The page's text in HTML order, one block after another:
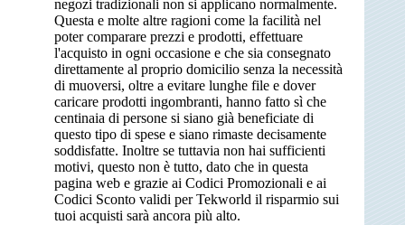
negozi tradizionali non si applicano normalmente.
Questa e molte altre ragioni come la facilità nel
poter comparare prezzi e prodotti, effettuare
l'acquisto in ogni occasione e che sia consegnato
direttamente al proprio domicilio senza la necessità
di muoversi, oltre a evitare lunghe file e dover
caricare prodotti ingombranti, hanno fatto sì che
centinaia di persone si siano già beneficiate di
questo tipo di spese e siano rimaste decisamente
soddisfatte. Inoltre se tuttavia non hai sufficienti
motivi, questo non è tutto, dato che in questa
pagina web e grazie ai Codici Promozionali e ai
Codici Sconto validi per Tekworld il risparmio sui
tuoi acquisti sarà ancora più alto.